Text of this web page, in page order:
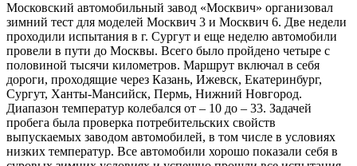
Московский автомобильный завод «Москвич» организовал
зимний тест для моделей Москвич 3 и Москвич 6. Две недели
проходили испытания в г. Сургут и еще неделю автомобили
провели в пути до Москвы. Всего было пройдено четыре с
половиной тысячи километров. Маршрут включал в себя
дороги, проходящие через Казань, Ижевск, Екатеринбург,
Сургут, Ханты-Мансийск, Пермь, Нижний Новгород.
Диапазон температур колебался от – 10 до – 33. Задачей
пробега была проверка потребительских свойств
выпускаемых заводом автомобилей, в том числе в условиях
низких температур. Все автомобили хорошо показали себя в